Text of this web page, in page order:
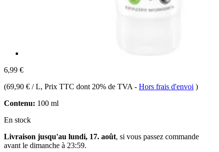
6,99 €
(69,90 € / L, Prix TTC dont 20% de TVA - Hors frais d'envoi )
Contenu: 100 ml
En stock
Livraison jusqu'au lundi, 17. août, si vous passez commande
avant le dimanche à 23:59.